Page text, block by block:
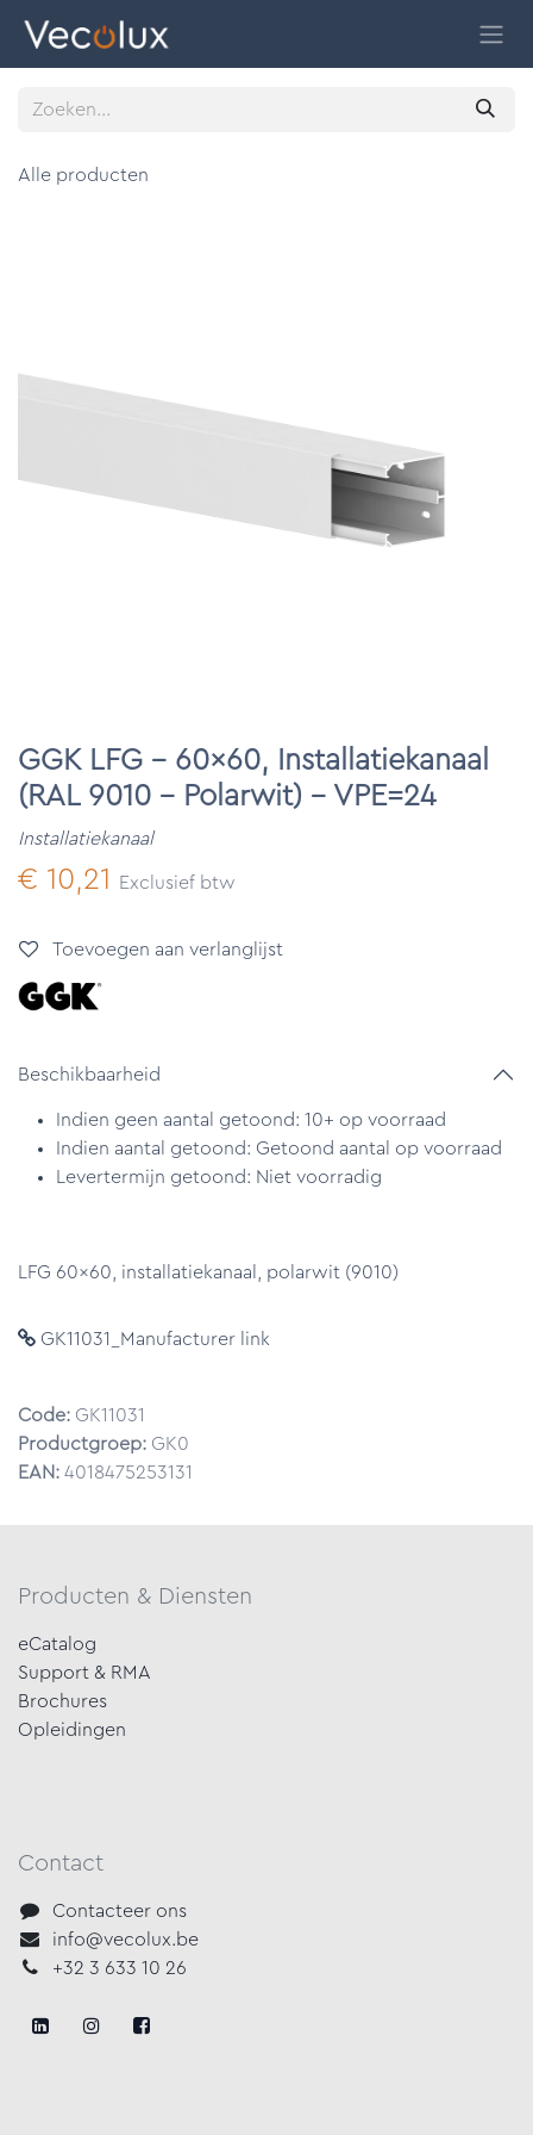
Alle producten
GGK LFG - 60x60, Installatiekanaal
(RAL 9010 - Polarwit) - VPE=24
Installatiekanaal
€ 10,21 Exclusief btw
Toevoegen aan verlanglijst
Beschikbaarheid
Indien geen aantal getoond: 10+ op voorraad
Indien aantal getoond: Getoond aantal op voorraad
Levertermijn getoond: Niet voorradig
LFG 60x60, installatiekanaal, polarwit (9010)
GK11031_Manufacturer link
Code: GK11031
Productgroep: GK0
EAN: 4018475253131
Producten & Diensten
eCatalog
Support & RMA
Brochures
Opleidingen
Contact
Contacteer ons
info@vecolux.be
+32 3 633 10 26